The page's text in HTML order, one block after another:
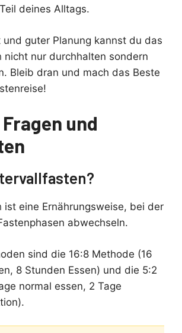
deines Alltags.
guter Planung kannst du das
nicht nur durchhalten sondern
Bleib dran und mach das Beste
und
ist eine Ernährungsweise, bei der
abwechseln.
sind die 16:8 Methode (16
8 Stunden Essen) und die 5:2
normal essen, 2 Tage